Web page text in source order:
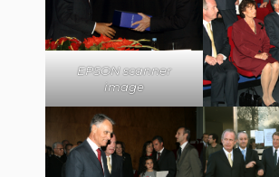
EPSON scanner
image